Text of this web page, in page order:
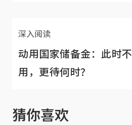
深入阅读
动用国家储备金：此时不
用，更待何时？
猜你喜欢